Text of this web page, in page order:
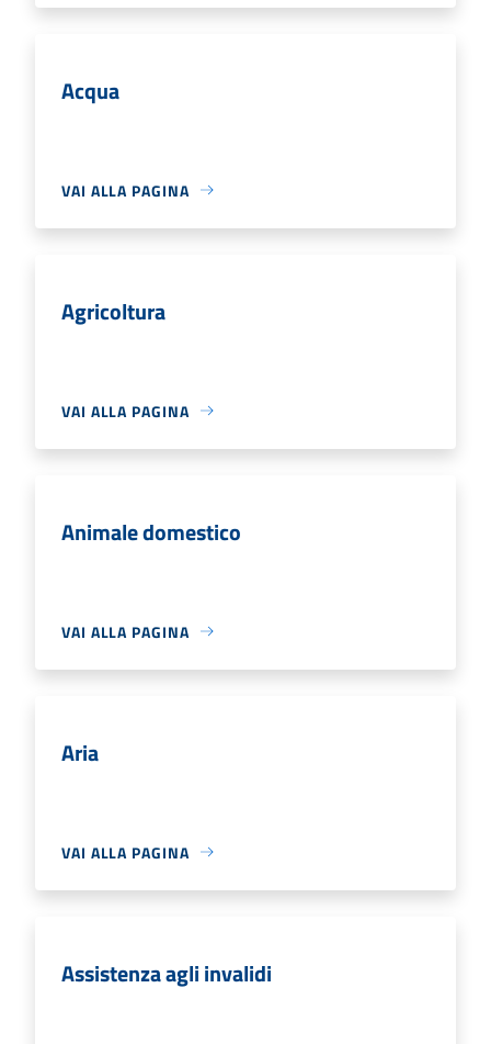
Acqua
VAI ALLA PAGINA
Agricoltura
VAI ALLA PAGINA
Animale domestico
VAI ALLA PAGINA
Aria
VAI ALLA PAGINA
Assistenza agli invalidi